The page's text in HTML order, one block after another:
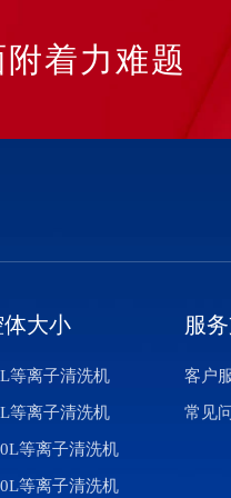
着力难题
大小
等离子清洗机
等离子清洗机
等离子清洗机
等离子清洗机
服
客户
常见